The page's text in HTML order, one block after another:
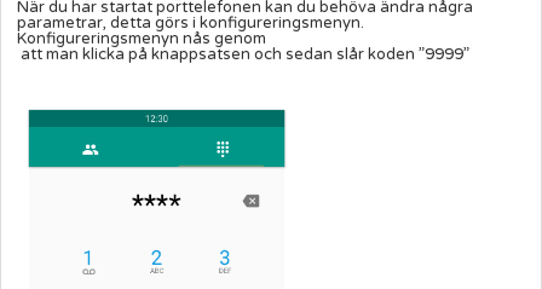
När du har startat porttelefonen kan du behöva ändra några
parametrar, detta görs i konfigureringsmenyn.
Konfigureringsmenyn nås genom
att man klicka på knappsatsen och sedan slår koden ”9999”